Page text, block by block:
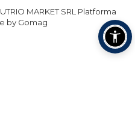
MARKET SRL Platforma
by Gomag